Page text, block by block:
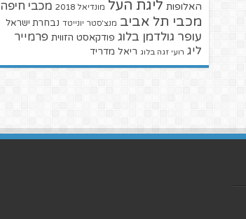
האלופות ליגת העל מונדיאל 2018 מכבי חיפה
מכבי תל אביב מנצ'סטר יונייטד נבחרת ישראל
עופר גולדמן בלוג פודקאסט הזווית פרמייר
ליג רועי זגה בלוג ריאל מדריד